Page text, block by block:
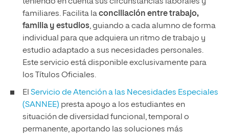
familiares. Facilita laconciliación entre trabajo,
familia y estudios, guiando a cada alumno de forma
individual para que adquiera un ritmo de trabajo y
estudio adaptado a sus necesidades personales.
Este servicio está disponible exclusivamente para
los Títulos Oficiales.
El Servicio de Atención a las Necesidades Especiales
(SANNEE) presta apoyo a los estudiantes en
situación de diversidad funcional, temporal o
permanente, aportando las soluciones más